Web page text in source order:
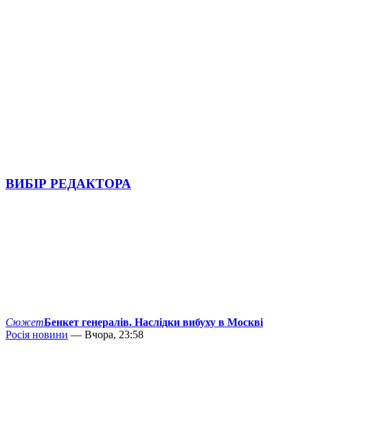
ВИБІР РЕДАКТОРА
СюжетБенкет генералів. Наслідки вибуху в Москві
Росія новини — Вчора, 23:58